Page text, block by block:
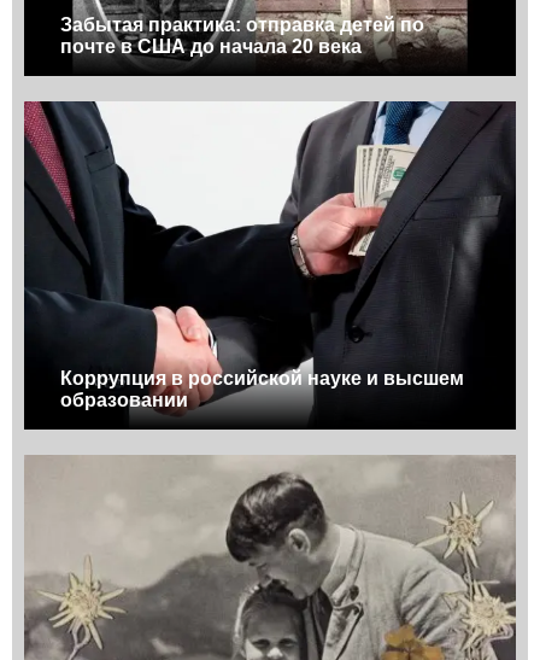
Забытая практика: отправка детей по
почте в США до начала 20 века
Коррупция в российской науке и высшем
образовании